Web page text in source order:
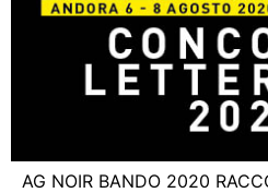
AG NOIR BANDO 2020